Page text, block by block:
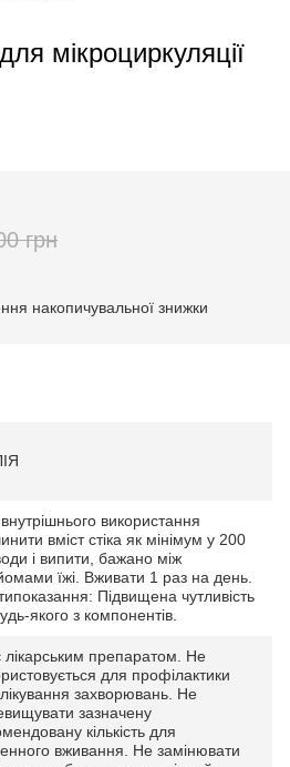
мікроциркуляції
грн
накопичувальної знижки
використання
вміст стіка як мінімум у 200
і випити, бажано між
їжі. Вживати 1 раз на день.
Підвищена чутливість
якого з компонентів.
лікарським препаратом. Не
для профілактики
захворювань. Не
зазначену
кількість для
вживання. Не замінювати